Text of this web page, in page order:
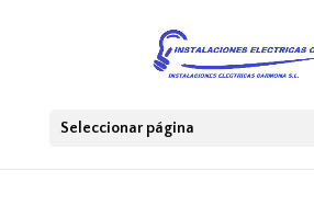
Seleccionar página